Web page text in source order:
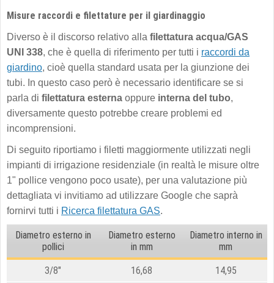
Misure raccordi e filettature per il giardinaggio
Diverso è il discorso relativo alla filettatura acqua/GAS
UNI 338, che è quella di riferimento per tutti i raccordi da
giardino, cioè quella standard usata per la giunzione dei
tubi. In questo caso però è necessario identificare se si
parla di filettatura esterna oppure interna del tubo,
diversamente questo potrebbe creare problemi ed
incomprensioni.
Di seguito riportiamo i filetti maggiormente utilizzati negli
impianti di irrigazione residenziale (in realtà le misure oltre
1" pollice vengono poco usate), per una valutazione più
dettagliata vi invitiamo ad utilizzare Google che saprà
fornirvi tutti i Ricerca filettatura GAS.
Diametro esterno in
pollici
Diametro esterno
in mm
Diametro interno in
mm
3/8" 16,68
14,95